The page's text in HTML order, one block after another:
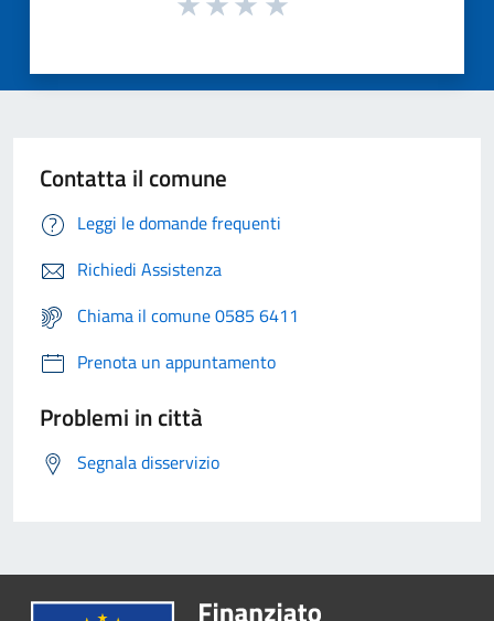
Contatta il comune
Leggi le domande frequenti
Richiedi Assistenza
Chiama il comune 0585 6411
Prenota un appuntamento
Problemi in città
Segnala disservizio